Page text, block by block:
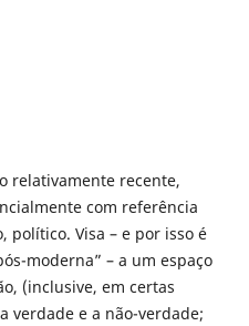
relativamente recente,
com referência
político. Visa – e por isso é
moderna” – a um espaço
(inclusive, em certas
verdade e a não-verdade;